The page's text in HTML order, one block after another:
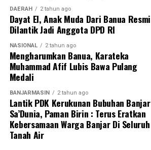
DAERAH 2 tahun ago
Dayat El, Anak Muda Dari Banua Resmi
Dilantik Jadi Anggota DPD RI
NASIONAL 2 tahun ago
Mengharumkan Banua, Karateka
Muhammad Afif Lubis Bawa Pulang
Medali
BANJARMASIN 2 tahun ago
Lantik PDK Kerukunan Bubuhan Banjar
Sa’Dunia, Paman Birin : Terus Eratkan
Kebersamaan Warga Banjar Di Seluruh
Tanah Air